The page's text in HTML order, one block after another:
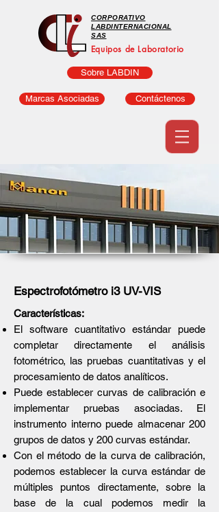
CORPORATIVO
LABDINTERNACIONAL
SAS
Equipos de Laboratorio
Sobre LABDIN
Marcas Asociadas Contáctenos
Espectrofotómetro i3 UV-VIS
Características:
El software cuantitativo estándar puede
completar directamente el análisis
fotométrico, las pruebas cuantitativas y el
procesamiento de datos analíticos.
Puede establecer curvas de calibración e
implementar pruebas asociadas. El
instrumento interno puede almacenar 200
grupos de datos y 200 curvas estándar.
Con el método de la curva de calibración,
podemos establecer la curva estándar de
múltiples puntos directamente, sobre la
base de la cual podemos medir la